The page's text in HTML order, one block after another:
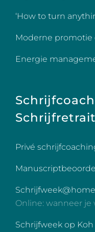
‘How to turn
Moderne promotie
Energie
Privé
Schrijfweek@home
Online: wanneer je
Schrijfweek op